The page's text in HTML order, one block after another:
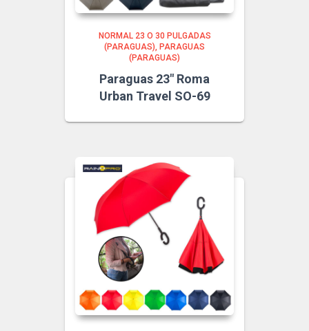
NORMAL 23 O 30 PULGADAS
(PARAGUAS)
PARAGUAS
(PARAGUAS)
Paraguas 23″ Roma
Urban Travel SO-69